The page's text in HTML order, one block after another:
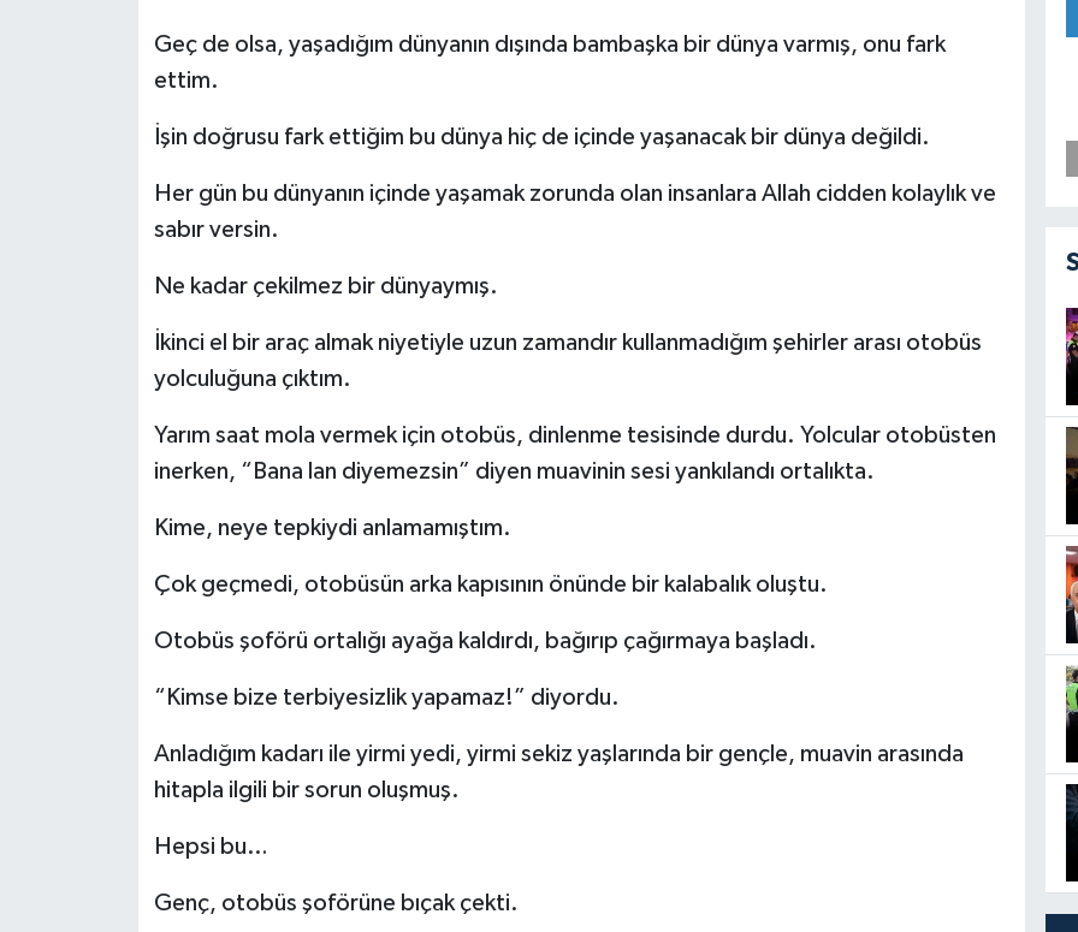
Geç de olsa, yaşadığım dünyanın dışında bambaşka bir dünya varmış, onu fark
ettim.
İşin doğrusu fark ettiğim bu dünya hiç de içinde yaşanacak bir dünya değildi.
Her gün bu dünyanın içinde yaşamak zorunda olan insanlara Allah cidden kolaylık ve
sabır versin.
Ne kadar çekilmez bir dünyaymış.
İkinci el bir araç almak niyetiyle uzun zamandır kullanmadığım şehirler arası otobüs
yolculuğuna çıktım.
Yarım saat mola vermek için otobüs, dinlenme tesisinde durdu. Yolcular otobüsten
inerken, “Bana lan diyemezsin” diyen muavinin sesi yankılandı ortalıkta.
Kime, neye tepkiydi anlamamıştım.
Çok geçmedi, otobüsün arka kapısının önünde bir kalabalık oluştu.
Otobüs şoförü ortalığı ayağa kaldırdı, bağırıp çağırmaya başladı.
“Kimse bize terbiyesizlik yapamaz!” diyordu.
Anladığım kadarı ile yirmi yedi, yirmi sekiz yaşlarında bir gençle, muavin arasında
hitapla ilgili bir sorun oluşmuş.
Hepsi bu…
Genç, otobüs şoförüne bıçak çekti.